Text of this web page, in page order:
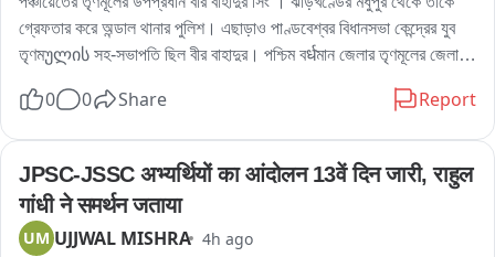
অন্যদিকে আর এক বিজেপি কর্মী অভিজিৎ বিশ্বাসের অভিযোগ, দীর্ঘদিন ধরে এই
পরিস্থিতি চললেও কোনও কার্যকর পদক্ষেপ নেওয়া হয়নি। তাঁর দাবি, নির্মাণস্থলে বড়
আশঙ্কা রয়েছে। নিত্যদিন ছোটখাটো দুর্ঘটনাও ঘটছে। 그는 অভিযোগ করেন,
দ্রুত ব্যবস্থা নিয়ে রাস্তা দখলমুক্ত ও নিরাপদ করার আবেদন জানান তিনি。
বিজেপির দাবি, রাস্তা থেকে অবিলম্বে নির্মাণসামগ্রী সরিয়ে স্বাভাবিক যান চলাচল
নিশ্চিত করতে হবে এবং ভবিষ্যতে যাতে জনসাধারণের ভোগান্তি না হয়, সে বিষয়ে
প্রশাসনকে কড়া নজরদারি করতে হবে。
গ্রেফতার করে অন্ডাল থানার পুলিশ। এছাড়াও পাণ্ডবেশ্বর বিধানসভা কেন্দ্রের যুব
তৃণমულის সহ-সভাপতি ছিল বীর বাহাদুর। পশ্চিম বर्धমান জেলার তৃণমূলের জেলা
বলেও পরিচিত ছিল এই বীর বাহাদুর। এলাকায় সন্ত্রাস তোলাবাজি সহ একাধিক
0 0 Share Report
JPSC-JSSC अभ्यर्थियों का आंदोलन 13वें दिन जारी, राहुल
गांधी ने समर्थन जताया
UM UJJWAL MISHRA 4h ago